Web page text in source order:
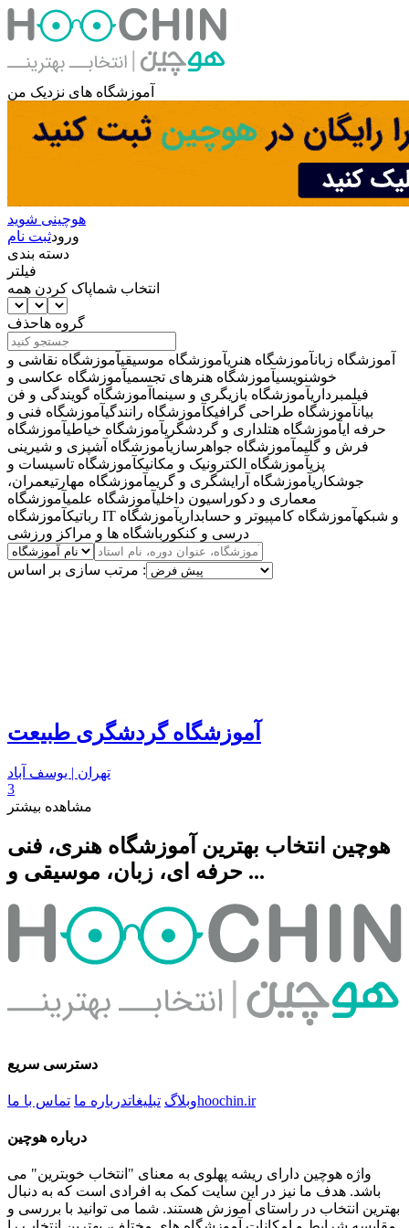
آموزشگاه های نزدیک من
هوچینی شوید
ورودثبت نام
دسته بندی
فیلتر
انتخاب شماپاک کردن همه
گروه هاحذف
آموزشگاه زبانآموزشگاه هنریآموزشگاه موسیقیآموزشگاه نقاشی و
خوشنویسیآموزشگاه هنرهای تجسمیآموزشگاه عکاسی و
فیلمبرداریآموزشگاه بازیگری و سینما آموزشگاه گویندگی و فن
بیانآموزشگاه طراحی گرافیکآموزشگاه رانندگیآموزشگاه فنی و
حرفه ایآموزشگاه هتلداری و گردشگریآموزشگاه خیاطیآموزشگاه
فرش و گلیمآموزشگاه جواهرسازیآموزشگاه آشپزی و شیرینی
پزیآموزشگاه الکترونیک و مکانیکآموزشگاه تاسیسات و
جوشکاریآموزشگاه آرایشگری و گریمآموزشگاه مهارتیعمران،
معماری و دکوراسیون داخلیآموزشگاه علمیآموزشگاه
رباتیک
آموزشگاه IT و شبکهآموزشگاه کامپیوتر و حسابداریآموزشگاه
درسی و کنکور باشگاه ها و مراکز ورزشی
مرتب سازی بر اساس :
آموزشگاه گردشگری طبیعت
تهران | یوسف آباد
3
مشاهده بیشتر
هوچین انتخاب بهترین آموزشگاه هنری، فنی
حرفه ای، زبان، موسیقی و ...
دسترسی سریع
وبلاگ تبلیغاتدرباره ما تماس با ما hoochin.ir
درباره هوچین
واژه هوچین دارای ریشه پهلوی به معنای "انتخاب خوبترین" می
باشد. هدف ما نیز در این سایت کمک به افرادی است که به دنبال
بهترین انتخاب در راستای آموزش هستند. شما می توانید با بررسی و